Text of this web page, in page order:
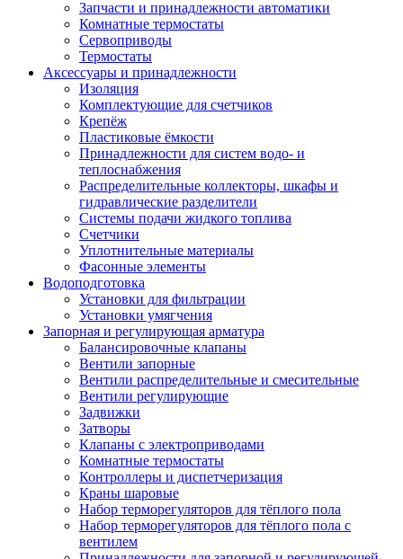
Запчасти и принадлежности автоматики
Комнатные термостаты
Сервоприводы
Термостаты
Аксессуары и принадлежности
Изоляция
Комплектующие для счетчиков
Крепёж
Пластиковые ёмкости
Принадлежности для систем водо- и
теплоснабжения
Распределительные коллекторы, шкафы и
гидравлические разделители
Системы подачи жидкого топлива
Счетчики
Уплотнительные материалы
Фасонные элементы
Водоподготовка
Установки для фильтрации
Установки умягчения
Запорная и регулирующая арматура
Балансировочные клапаны
Вентили запорные
Вентили распределительные и смесительные
Вентили регулирующие
Задвижки
Затворы
Клапаны с электроприводами
Комнатные термостаты
Контроллеры и диспетчеризация
Краны шаровые
Набор терморегуляторов для тёплого пола
Набор терморегуляторов для тёплого пола с
вентилем